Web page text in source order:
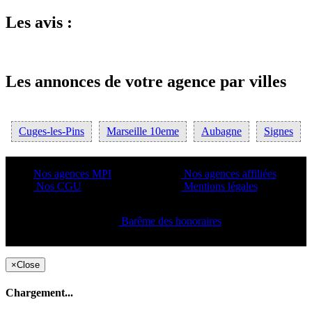
Les avis :
Les annonces de votre agence par villes
Cuges-les-Pins Marseille 10eme Aubagne Signes
Nos agences MPI
Nos CGU
Nos agences affiliées
Mentions légales
Barême des honoraires
×Close
Chargement...